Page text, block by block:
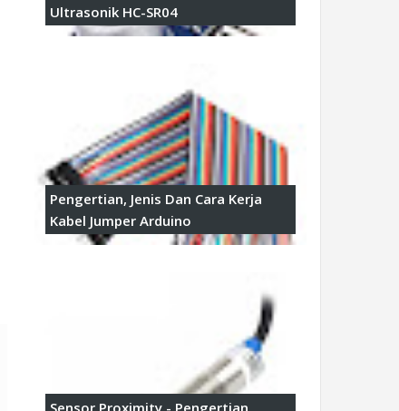
Ultrasonik HC-SR04
Pengertian, Jenis Dan Cara Kerja
Kabel Jumper Arduino
Sensor Proximity - Pengertian,